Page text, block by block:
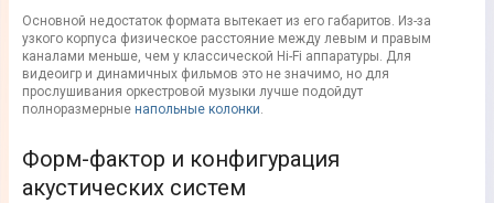
Основной недостаток формата вытекает из его габаритов. Из-за
узкого корпуса физическое расстояние между левым и правым
каналами меньше, чем у классической Hi-Fi аппаратуры. Для
видеоигр и динамичных фильмов это не значимо, но для
прослушивания оркестровой музыки лучше подойдут
полноразмерные напольные колонки.
Форм-фактор и конфигурация
акустических систем